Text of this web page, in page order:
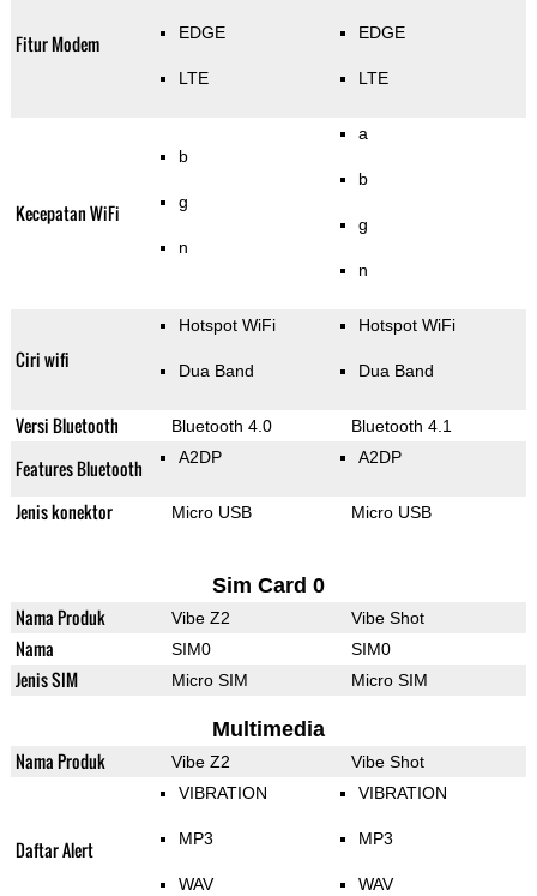
Fitur Modem EDGE
LTE
EDGE
LTE
Kecepatan WiFi
b
g
n
a
b
g
n
Ciri wifi
Hotspot WiFi
Dua Band
Hotspot WiFi
Dua Band
Versi Bluetooth Bluetooth 4.0 Bluetooth 4.1
Features Bluetooth A2DP A2DP
Jenis konektor Micro USB Micro USB
Sim Card 0
Nama Produk Vibe Z2 Vibe Shot
Nama SIM0 SIM0
Jenis SIM Micro SIM Micro SIM
Multimedia
Nama Produk Vibe Z2 Vibe Shot
Daftar Alert
VIBRATION
MP3
WAV
VIBRATION
MP3
WAV